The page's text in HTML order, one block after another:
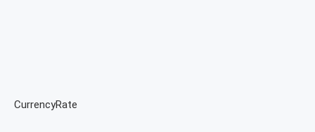
CurrencyRate